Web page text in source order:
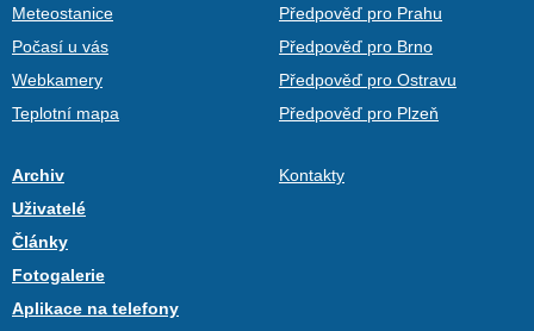
Meteostanice
Počasí u vás
Webkamery
Teplotní mapa
Předpověď pro Prahu
Předpověď pro Brno
Předpověď pro Ostravu
Předpověď pro Plzeň
Archiv
Uživatelé
Články
Fotogalerie
Aplikace na telefony
Kontakty